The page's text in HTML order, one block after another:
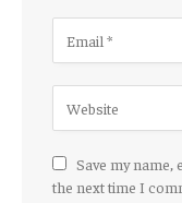
Save my name,
the next time I